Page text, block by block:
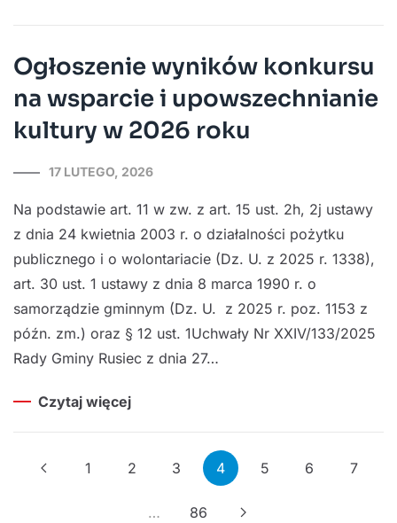
Ogłoszenie wyników konkursu
na wsparcie i upowszechnianie
kultury w 2026 roku
17 LUTEGO, 2026
Na podstawie art. 11 w zw. z art. 15 ust. 2h, 2j ustawy
z dnia 24 kwietnia 2003 r. o działalności pożytku
publicznego i o wolontariacie (Dz. U. z 2025 r. 1338),
art. 30 ust. 1 ustawy z dnia 8 marca 1990 r. o
samorządzie gminnym (Dz. U. z 2025 r. poz. 1153 z
późn. zm.) oraz § 12 ust. 1Uchwały Nr XXIV/133/2025
Rady Gminy Rusiec z dnia 27…
Czytaj więcej
1 2 3 4 5 6 7
… 86